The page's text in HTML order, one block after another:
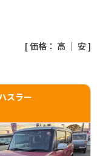
[ 価格： 高 ｜ 安]
スラー